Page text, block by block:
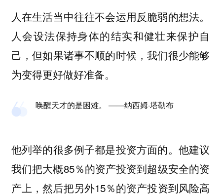
人在生活当中往往不会运用反脆弱的想法。
人会设法保持身体的结实和健壮来保护自
己，但如果诸事不顺的时候，我们很少能够
为变得更好做好准备。
唤醒天才的是困难。 ——纳西姆·塔勒布
他列举的很多例子都是投资方面的。他建议
我们把大概85％的资产投资到超级安全的资
产上，然后把另外15％的资产投资到风险高